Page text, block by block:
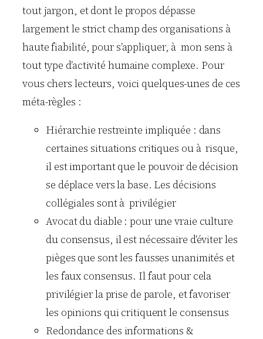
tout jargon, et dont le propos dépasse
largement le strict champ des organisations à
haute fiabilité, pour s’appliquer, à mon sens à
tout type d’activité humaine complexe. Pour
vous chers lecteurs, voici quelques-unes de ces
méta-règles :
Hiérarchie restreinte impliquée : dans
certaines situations critiques ou à risque,
il est important que le pouvoir de décision
se déplace vers la base. Les décisions
collégiales sont à privilégier
Avocat du diable : pour une vraie culture
du consensus, il est nécessaire d’éviter les
pièges que sont les fausses unanimités et
les faux consensus. Il faut pour cela
privilégier la prise de parole, et favoriser
les opinions qui critiquent le consensus
Redondance des informations &